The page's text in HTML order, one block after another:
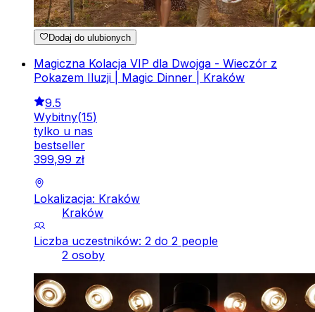
Dodaj do ulubionych
Magiczna Kolacja VIP dla Dwojga - Wieczór z
Pokazem Iluzji | Magic Dinner | Kraków
9.5
Wybitny(15)
tylko u nas
bestseller
399,99 zł
Lokalizacja: Kraków
Kraków
Liczba uczestników: 2 do 2 people
2 osoby